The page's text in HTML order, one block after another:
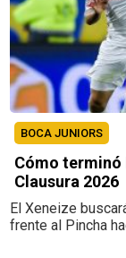
BOCA JUNIORS
Cómo terminó
Clausura 2026
El Xeneize
frente al Pincha